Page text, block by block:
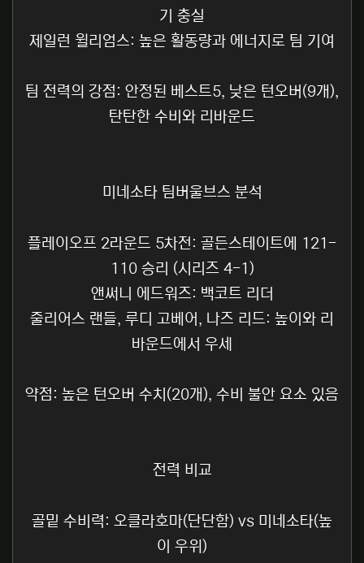
기 충실
제일런 윌리엄스: 높은 활동량과 에너지로 팀 기여
팀 전력의 강점: 안정된 베스트5, 낮은 턴오버(9개),
탄탄한 수비와 리바운드
미네소타 팀버울브스 분석
플레이오프 2라운드 5차전: 골든스테이트에 121-
110 승리 (시리즈 4-1)
앤써니 에드워즈: 백코트 리더
줄리어스 랜들, 루디 고베어, 나즈 리드: 높이와 리
바운드에서 우세
약점: 높은 턴오버 수치(20개), 수비 불안 요소 있음
전력 비교
골밑 수비력: 오클라호마(단단함) vs 미네소타(높
이 우위)